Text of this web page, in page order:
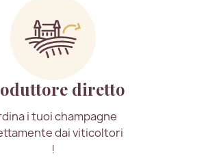
diretto
i tuoi champagne
dai viticoltori
!